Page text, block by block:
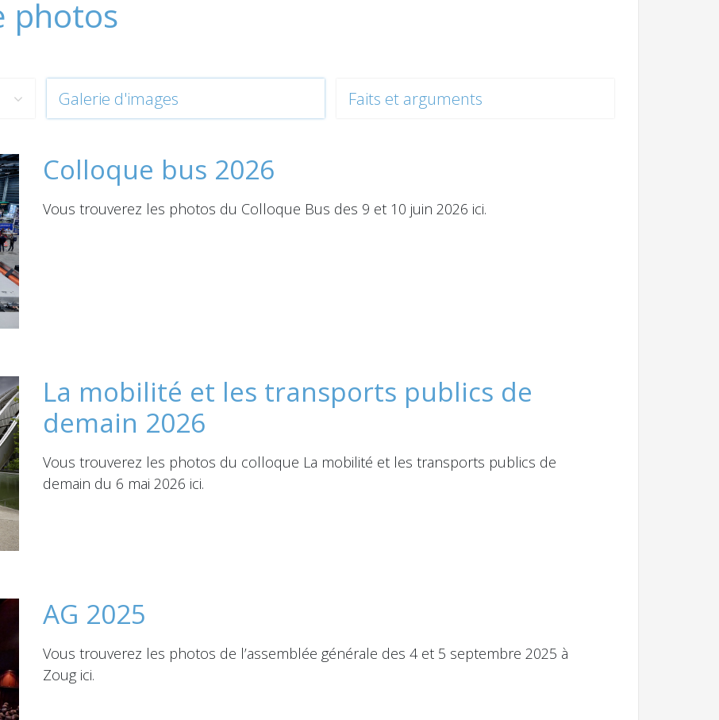
photos
Galerie d'images Faits et arguments
Colloque bus 2026
Vous trouverez les photos du Colloque Bus des 9 et 10 juin 2026 ici.
La mobilité et les transports publics de
demain 2026
Vous trouverez les photos du colloque La mobilité et les transports publics de
demain du 6 mai 2026 ici.
AG 2025
Vous trouverez les photos de l’assemblée générale des 4 et 5 septembre 2025 à
Zoug ici.